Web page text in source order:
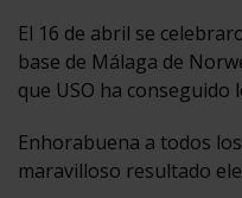
El 16 de abril se
base de Málaga de
que USO ha conseguido
Enhorabuena a todos
maravilloso resultado